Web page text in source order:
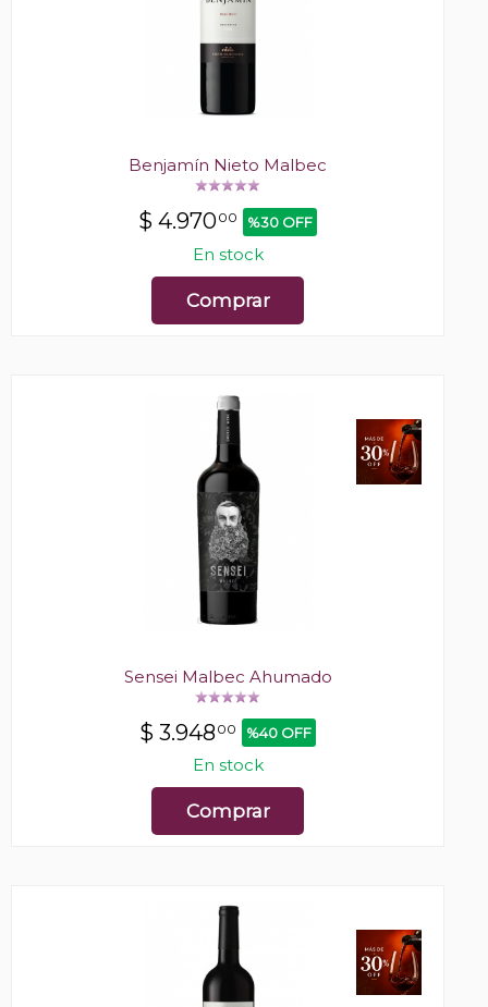
Benjamín Nieto Malbec
$ 4.97000 %30 OFF
En stock
Comprar
Sensei Malbec Ahumado
$ 3.948 00 %40 OFF
En stock
Comprar